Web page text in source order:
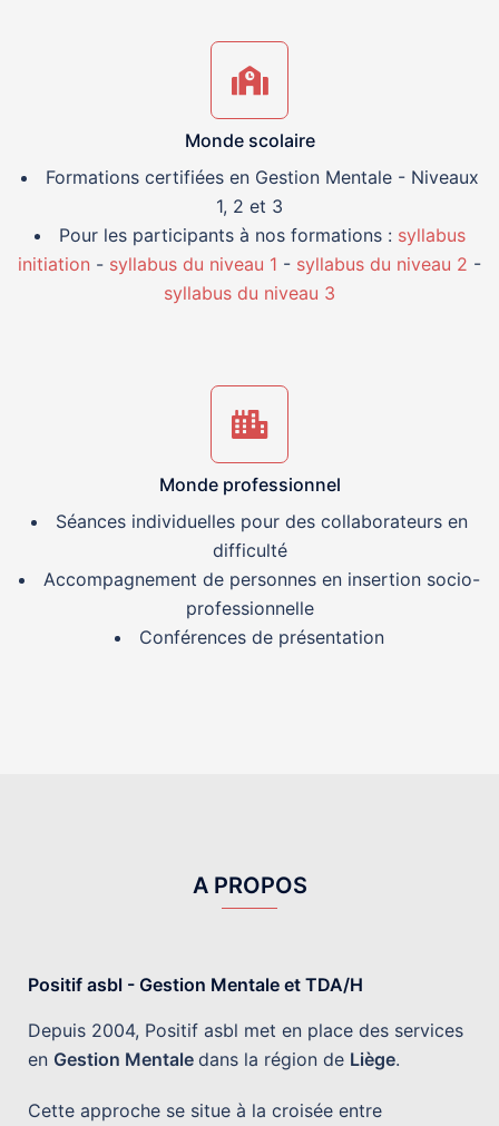
Monde scolaire
Formations certifiées en Gestion Mentale - Niveaux
1, 2 et 3
Pour les participants à nos formations : syllabus
initiation - syllabus du niveau 1 - syllabus du niveau 2 -
syllabus du niveau 3
Monde professionnel
Séances individuelles pour des collaborateurs en
difficulté
Accompagnement de personnes en insertion socio-
professionnelle
Conférences de présentation
A PROPOS
Positif asbl - Gestion Mentale et TDA/H
Depuis 2004, Positif asbl met en place des services
en Gestion Mentale dans la région de Liège.
Cette approche se situe à la croisée entre